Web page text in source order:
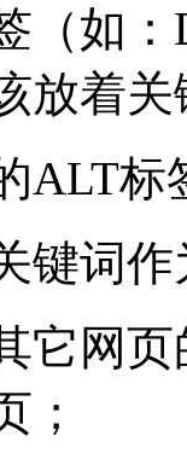
如：
放着关
标
词作
网页
；